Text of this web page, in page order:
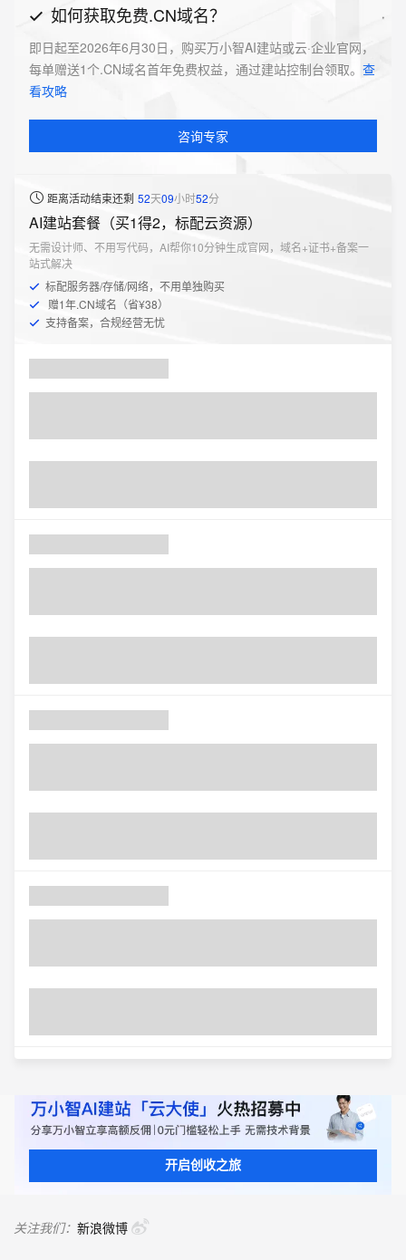
如何获取免费.CN域名？
即日起至2026年6月30日，购买万小智AI建站或云·企业官网，
每单赠送1个.CN域名首年免费权益，通过建站控制台领取。 查
看攻略
咨询专家
距离活动结束还剩 52天09小时52分
AI建站套餐（买1得2，标配云资源）
无需设计师、不用写代码，AI帮你10分钟生成官网，域名+证书+备案一
站式解决
标配服务器/存储/网络，不用单独购买
赠1年.CN域名（省¥38）
支持备案，合规经营无忧
开启创收之旅
关注我们： 新浪微博